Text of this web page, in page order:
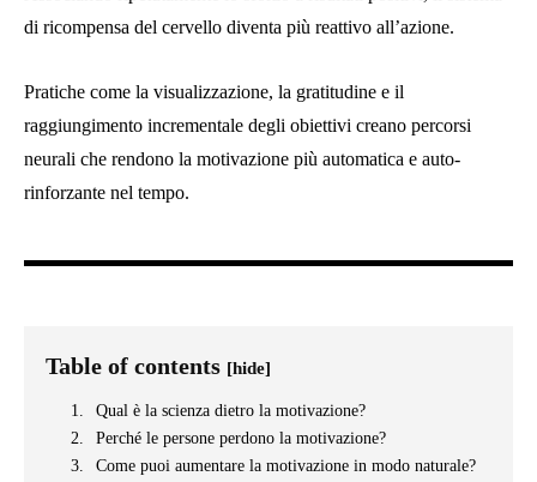
di ricompensa del cervello diventa più reattivo all’azione.
Pratiche come la visualizzazione, la gratitudine e il
raggiungimento incrementale degli obiettivi creano percorsi
neurali che rendono la motivazione più automatica e auto-
rinforzante nel tempo.
Table of contents [hide]
Qual è la scienza dietro la motivazione?
Perché le persone perdono la motivazione?
Come puoi aumentare la motivazione in modo naturale?